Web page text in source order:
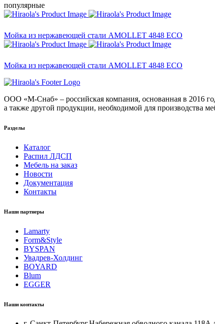
популярные
Мойка из нержавеющей стали AMOLLET 4848 ECO
Мойка из нержавеющей стали AMOLLET 4848 ECO
ООО «М-Снаб» – российская компания, основанная в 2016
а также другой продукции, необходимой для производства
Разделы
Каталог
Распил ЛДСП
Мебель на заказ
Новости
Документация
Контакты
Наши партнеры
Lamarty
Form&Style
BYSPAN
Увадрев-Холдинг
BOYARD
Blum
EGGER
Наши контакты